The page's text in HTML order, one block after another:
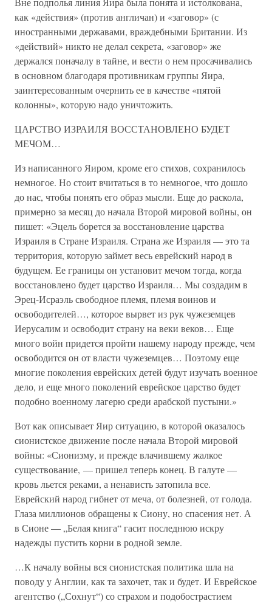
как «действия» (против англичан) и «заговор» (с
иностранными державами, враждебными Британии. Из
«действий» никто не делал секрета, «заговор» же
держался поначалу в тайне, и вести о нем просачивались
в основном благодаря противникам группы Яира,
заинтересованным очернить ее в качестве «пятой
колонны», которую надо уничтожить.
ЦАРСТВО ИЗРАИЛЯ ВОССТАНОВЛЕНО БУДЕТ
МЕЧОМ…
Из написанного Яиром, кроме его стихов, сохранилось
немногое. Но стоит вчитаться в то немногое, что дошло
до нас, чтобы понять его образ мысли. Еще до раскола,
примерно за месяц до начала Второй мировой войны, он
пишет: «Эцель борется за восстановление царства
Израиля в Стране Израиля. Страна же Израиля — это та
территория, которую займет весь еврейский народ в
будущем. Ее границы он установит мечом тогда, когда
восстановлено будет царство Израиля… Мы создадим в
Эрец-Исраэль свободное племя, племя воинов и
освободителей…, которое вырвет из рук чужеземцев
Иерусалим и освободит страну на веки веков… Еще
много войн придется пройти нашему народу прежде, чем
освободится он от власти чужеземцев… Поэтому еще
многие поколения еврейских детей будут изучать военное
дело, и еще много поколений еврейское царство будет
подобно военному лагерю среди арабской пустыни.»
Вот как описывает Яир ситуацию, в которой оказалось
сионистское движение после начала Второй мировой
войны: «Сионизму, и прежде влачившему жалкое
существование, — пришел теперь конец. В галуте —
кровь льется реками, а ненависть затопила все.
Еврейский народ гибнет от меча, от болезней, от голода.
Глаза миллионов обращены к Сиону, но спасения нет. А
в Сионе — „Белая книга“ гасит последнюю искру
надежды пустить корни в родной земле.
…К началу войны вся сионистская политика шла на
поводу у Англии, как та захочет, так и будет. И Еврейское
агентство („Сохнут“) со страхом и подобострастием